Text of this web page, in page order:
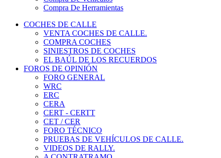
COCHES DE CALLE
VENTA COCHES DE CALLE.
COMPRA COCHES
SINIESTROS DE COCHES
EL BAÚL DE LOS RECUERDOS
FOROS DE OPINIÓN
FORO GENERAL
WRC
ERC
CERA
CERT - CERTT
CET / CER
FORO TÉCNICO
PRUEBAS DE VEHÍCULOS DE CALLE.
VIDEOS DE RALLY.
A CONTRATRAMO
TIENDA ONLINE